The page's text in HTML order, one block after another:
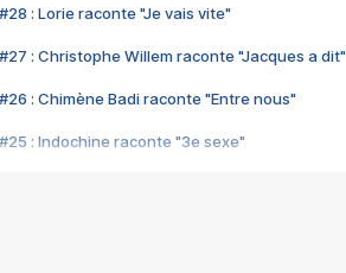
#28 : Lorie raconte "Je vais vite"
#27 : Christophe Willem raconte "Jacques a dit"
#26 : Chimène Badi raconte "Entre nous"
#25 : Indochine raconte "3e sexe"